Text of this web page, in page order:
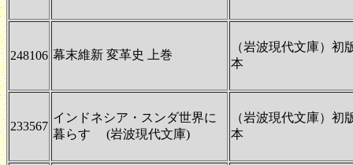
248106 幕末維新 変革史 上巻
（岩波現代文庫）初
本
233567
インドネシア・スンダ世界に
暮らす (岩波現代文庫)
（岩波現代文庫）初
本